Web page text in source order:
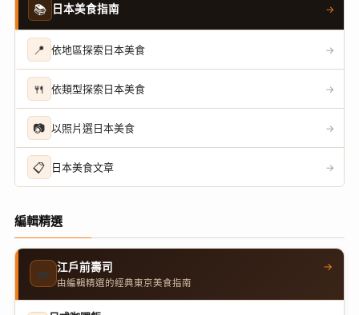
📚 日本美食指南 →
📍 依地區探索日本美食 →
🍴 依類型探索日本美食 →
📷 以照片選日本美食 →
📋 日本美食文章 →
編輯精選
🍣 江戶前壽司
由編輯精選的經典東京美食指南
→